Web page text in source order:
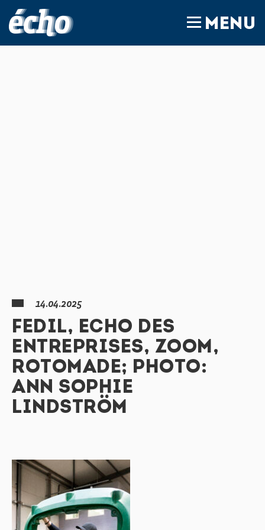
MENU
14.04.2025
FEDIL, ECHO DES
ENTREPRISES, ZOOM,
ROTOMADE; PHOTO:
ANN SOPHIE
LINDSTRÖM